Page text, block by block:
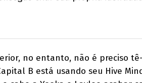
no entanto, não é preciso
B está usando seu Hive